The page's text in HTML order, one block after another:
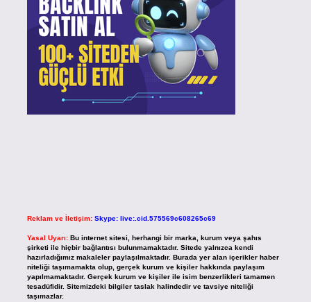
Reklam ve İletişim: Skype: live:.cid.575569c608265c69
Yasal Uyarı: Bu internet sitesi, herhangi bir marka, kurum veya şahıs
şirketi ile hiçbir bağlantısı bulunmamaktadır. Sitede yalnızca kendi
hazırladığımız makaleler paylaşılmaktadır. Burada yer alan içerikler haber
niteliği taşımamakta olup, gerçek kurum ve kişiler hakkında paylaşım
yapılmamaktadır. Gerçek kurum ve kişiler ile isim benzerlikleri tamamen
tesadüfidir. Sitemizdeki bilgiler taslak halindedir ve tavsiye niteliği
taşımazlar.